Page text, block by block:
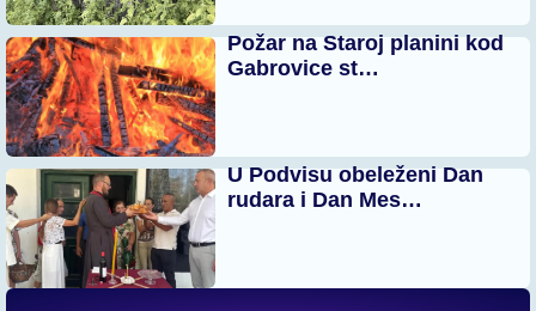
Požar na Staroj planini kod
Gabrovice st…
U Podvisu obeleženi Dan
rudara i Dan Mes…